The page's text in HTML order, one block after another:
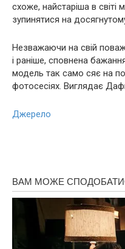
схоже, найстаріша в світі
зупинятися на
Незважаючи на свій
і раніше, сповнена
модель так само сяє на
фотосесіях. Виглядає
Джерело